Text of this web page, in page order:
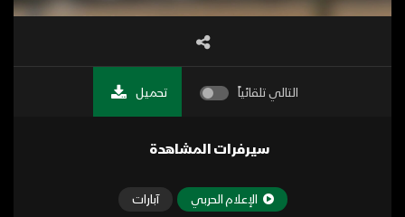
التالي تلقائياً تحميل
سيرفرات المشاهدة
الإعلام الحربي آبارات